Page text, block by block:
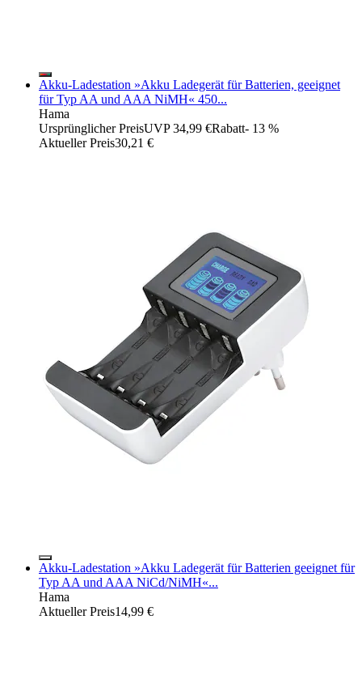
Akku-Ladestation »Akku Ladegerät für Batterien, geeignet
für Typ AA und AAA NiMH« 450...
Hama
Ursprünglicher PreisUVP 34,99 €Rabatt- 13 %
Aktueller Preis30,21 €
Akku-Ladestation »Akku Ladegerät für Batterien geeignet für
Typ AA und AAA NiCd/NiMH«...
Hama
Aktueller Preis14,99 €